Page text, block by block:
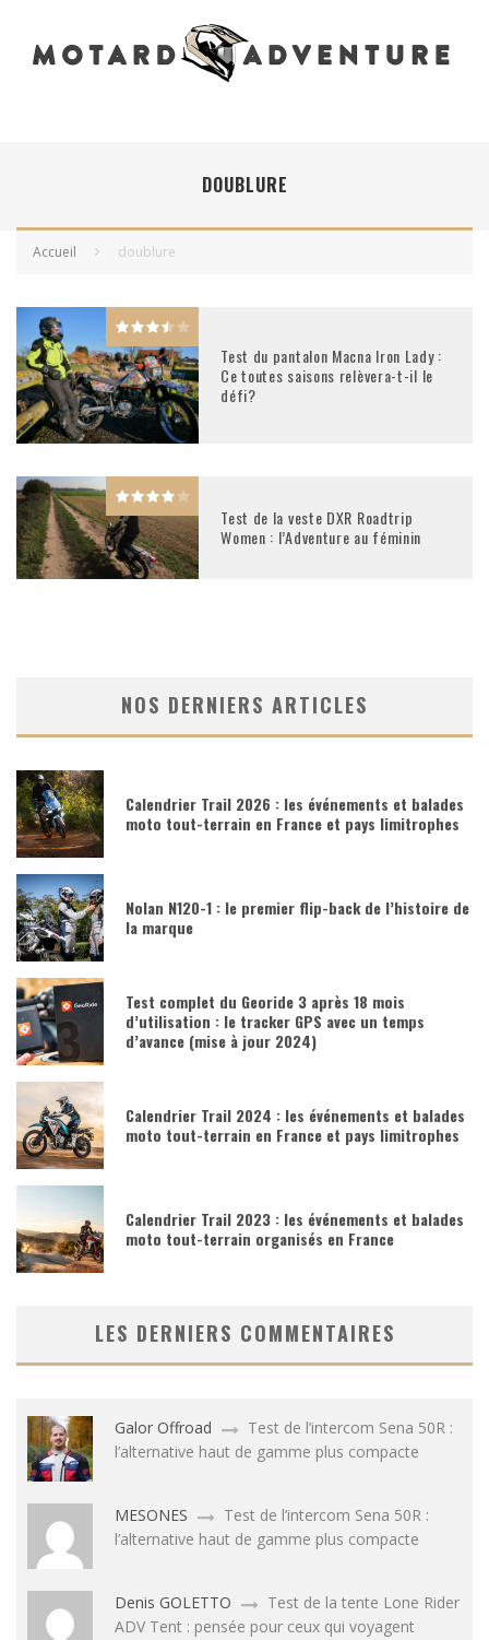
DOUBLURE
Accueil doublure
Test du pantalon Macna Iron Lady :
Ce toutes saisons relèvera-t-il le
défi?
Test de la veste DXR Roadtrip
Women : l’Adventure au féminin
NOS DERNIERS ARTICLES
Calendrier Trail 2026 : les événements et balades
moto tout-terrain en France et pays limitrophes
Nolan N120-1 : le premier flip-back de l’histoire de
la marque
Test complet du Georide 3 après 18 mois
d’utilisation : le tracker GPS avec un temps
d’avance (mise à jour 2024)
Calendrier Trail 2024 : les événements et balades
moto tout-terrain en France et pays limitrophes
Calendrier Trail 2023 : les événements et balades
moto tout-terrain organisés en France
LES DERNIERS COMMENTAIRES
Galor Offroad
Test de l’intercom Sena 50R :
l’alternative haut de gamme plus compacte
MESONES
Test de l’intercom Sena 50R :
l’alternative haut de gamme plus compacte
Denis GOLETTO
Test de la tente Lone Rider
ADV Tent : pensée pour ceux qui voyagent